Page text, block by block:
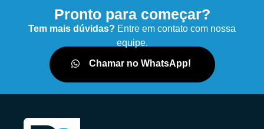
Pronto para começar?
Tem mais dúvidas? Entre em contato com nossa
equipe.
Chamar no WhatsApp!